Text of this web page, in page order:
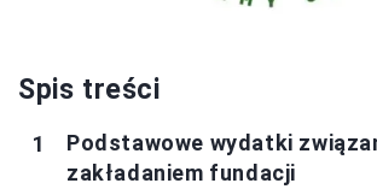
Spis treści
Podstawowe wydatki
zakładaniem fundacji